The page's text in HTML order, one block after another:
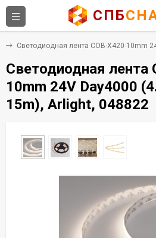
СПБ
Светодиодная лента COB-X420-10mm
Светодиодная лента
10mm 24V Day4000
15m), Arlight, 048822